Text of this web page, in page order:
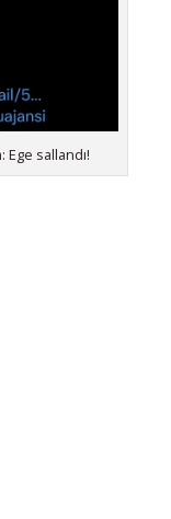
sallandı!